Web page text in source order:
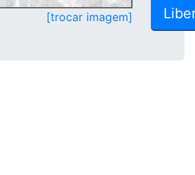
[trocar imagem]